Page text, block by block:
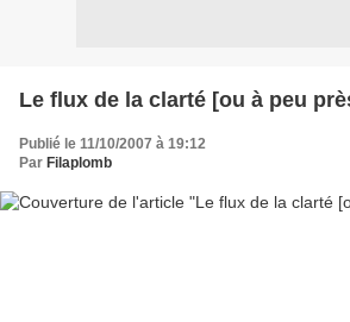
Le flux de la clarté [ou à peu
Publié le 11/10/2007 à 19:12
Par Filaplomb